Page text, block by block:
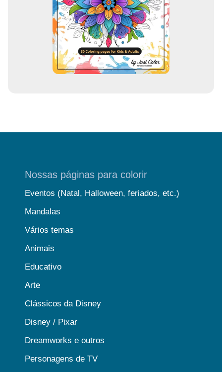
Nossas páginas para colorir
Eventos (Natal, Halloween, feriados, etc.)
Mandalas
Vários temas
Animais
Educativo
Arte
Clássicos da Disney
Disney / Pixar
Dreamworks e outros
Personagens de TV